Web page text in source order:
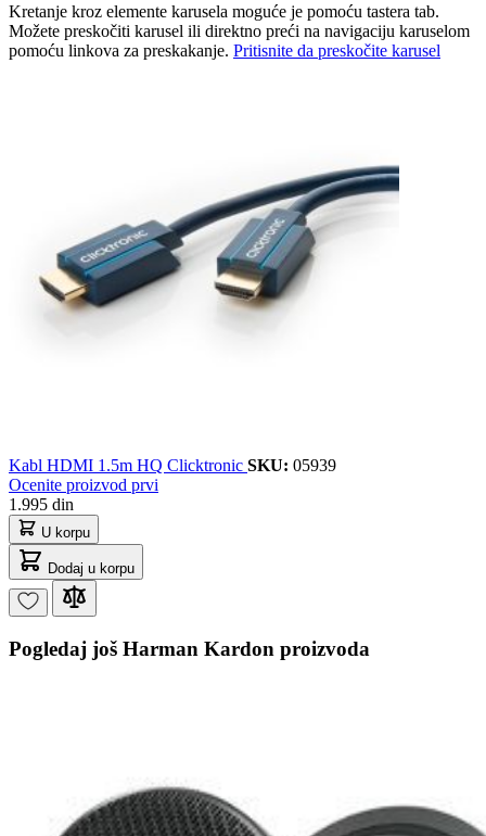
Kretanje kroz elemente karusela moguće je pomoću tastera tab.
Možete preskočiti karusel ili direktno preći na navigaciju karuselom
pomoću linkova za preskakanje. Pritisnite da preskočite karusel
Kabl HDMI 1.5m HQ Clicktronic SKU: 05939
Ocenite proizvod prvi
1.995 din
U korpu
Dodaj u korpu
Pogledaj još Harman Kardon proizvoda